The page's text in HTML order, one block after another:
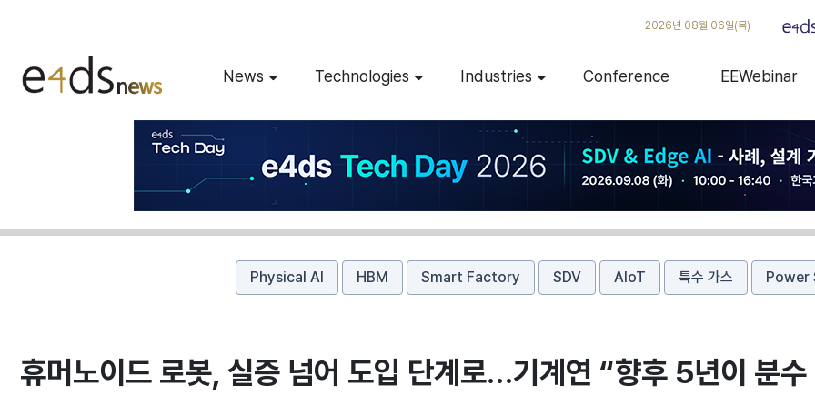
2026년 08월 06일(목)
News Technologies Industries Conference EEWebinar
Physical AI HBM Smart Factory SDV AIoT 특수 가스 Power
휴머노이드 로봇, 실증 넘어 도입 단계로…기계연 “향후 5년이 분수